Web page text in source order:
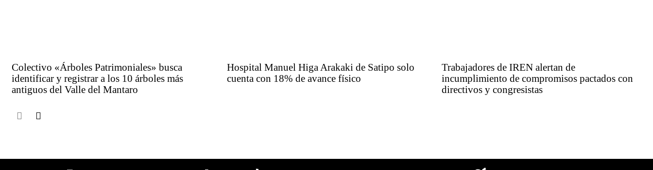
Colectivo «Árboles Patrimoniales» busca
identificar y registrar a los 10 árboles más
antiguos del Valle del Mantaro
Hospital Manuel Higa Arakaki de Satipo solo
cuenta con 18% de avance físico
Trabajadores de IREN alertan de
incumplimiento de compromisos pactados con
directivos y congresistas